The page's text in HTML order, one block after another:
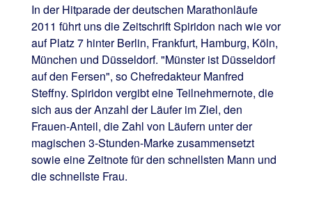
In der Hitparade der deutschen Marathonläufe
2011 führt uns die Zeitschrift Spiridon nach wie vor
auf Platz 7 hinter Berlin, Frankfurt, Hamburg, Köln,
München und Düsseldorf. "Münster ist Düsseldorf
auf den Fersen", so Chefredakteur Manfred
Steffny. Spiridon vergibt eine Teilnehmernote, die
sich aus der Anzahl der Läufer im Ziel, den
Frauen-Anteil, die Zahl von Läufern unter der
magischen 3-Stunden-Marke zusammensetzt
sowie eine Zeitnote für den schnellsten Mann und
die schnellste Frau.